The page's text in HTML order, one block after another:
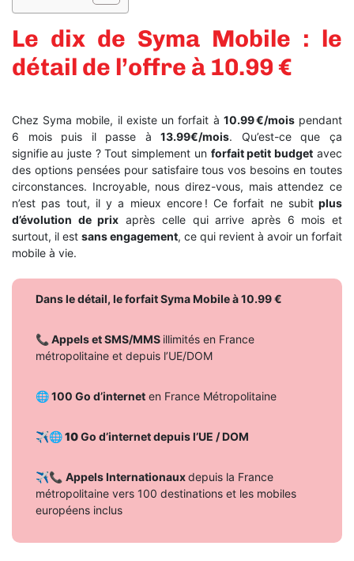
Le dix de Syma Mobile : le
détail de l’offre à 10.99 €
Chez Syma mobile, il existe un forfait à 10.99 €/moispendant
6 mois puis il passe à13.99€/mois. Qu’est-ce que ça
signifie au juste ? Tout simplement un forfait petit budget avec
des options pensées pour satisfaire tous vos besoins en toutes
circonstances. Incroyable, nous direz-vous, mais attendez ce
n’est pas tout, il y a mieux encore ! Ce forfait ne subitplus
d’évolution de prix après celle qui arrive après 6 mois et
surtout, il est sans engagement, ce qui revient à avoir un forfait
mobile à vie.
Dans le détail, le forfait Syma Mobile à 10.99 €
📞 Appels et SMS/MMS illimités en France
métropolitaine et depuis l’UE/DOM
🌐 100 Go d’internet en France Métropolitaine
✈️🌐 10Go d’internet depuis l’UE / DOM
✈️📞 Appels Internationauxdepuis la France
métropolitaine vers 100 destinations et les mobiles
européens inclus